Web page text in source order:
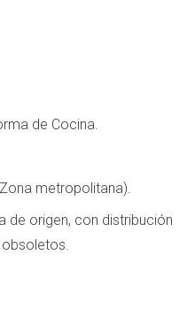
de Cocina.
metropolitana).
de origen, con distribución